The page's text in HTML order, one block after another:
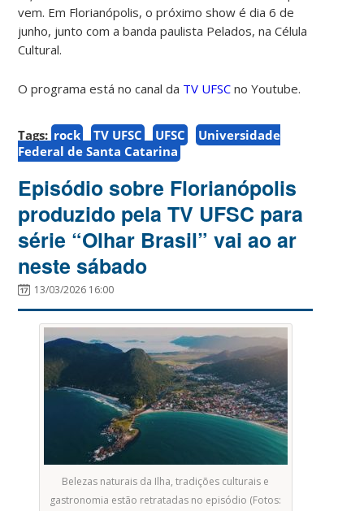
vem. Em Florianópolis, o próximo show é dia 6 de
junho, junto com a banda paulista Pelados, na Célula
Cultural.
O programa está no canal da TV UFSC no Youtube.
Tags: rock TV UFSC UFSC
Universidade
Federal de Santa Catarina
Episódio sobre Florianópolis
produzido pela TV UFSC para
série “Olhar Brasil” vai ao ar
neste sábado
13/03/2026 16:00
Belezas naturais da Ilha, tradições culturais e
gastronomia estão retratadas no episódio (Fotos: